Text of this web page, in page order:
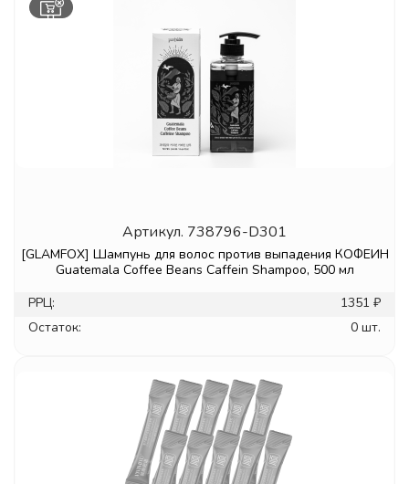
Артикул. 738796-D301
[GLAMFOX] Шампунь для волос против выпадения КОФЕИН
Guatemala Coffee Beans Caffein Shampoo, 500 мл
РРЦ:
1351 ₽
Остаток:
0 шт.